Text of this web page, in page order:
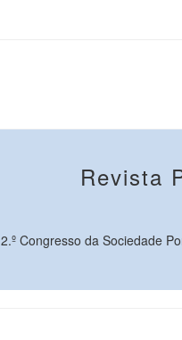
Revista
2.º Congresso da Sociedade